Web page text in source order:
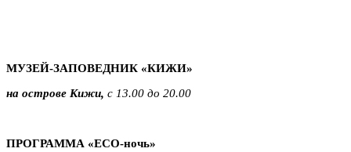
МУЗЕЙ-ЗАПОВЕДНИК «КИЖИ»
на острове Кижи, с 13.00 до 20.00
ПРОГРАММА «ECO-ночь»